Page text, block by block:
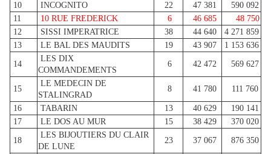
10
INCOGNITO 22 47 381
590 092
11
10 RUE FREDERICK 6 46 685
48 750
12
SISSI IMPERATRICE 38 44 640
4 271 859
13
LE BAL DES MAUDITS 19 43 907 1 153 636
14
LES DIX
COMMANDEMENTS
6 42 472 569 627
15
LE MEDECIN DE
STALINGRAD
8 41 780 111 760
16 TABARIN 13 40 629
190 141
17
LE DOS AU MUR 15 38 429 370 020
18
LES BIJOUTIERS DU CLAIR
DE LUNE
23 37 067 876 350